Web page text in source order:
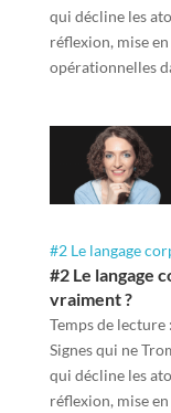
qui décline les
réflexion, mise
opérationnelles
#2 Le langage
#2 Le langage
vraiment ?
Temps de
Signes qui ne
qui décline les
réflexion, mise